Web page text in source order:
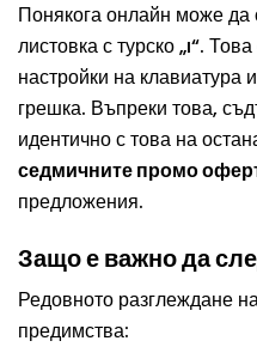
Понякога онлайн може да
листовка с турско „ı“.
настройки на клавиатура
грешка. Въпреки това,
идентично с това на
седмичнитепромо
предложения.
Защо е важно да
Редовното разглеждане
предимства: